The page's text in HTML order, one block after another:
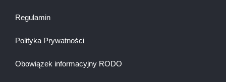
Regulamin
Polityka Prywatności
Obowiązek informacyjny RODO